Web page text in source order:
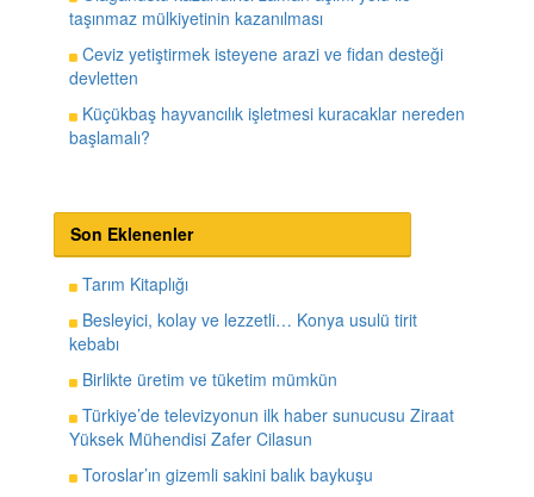
taşınmaz mülkiyetinin kazanılması
Ceviz yetiştirmek isteyene arazi ve fidan desteği
devletten
Küçükbaş hayvancılık işletmesi kuracaklar nereden
başlamalı?
Son Eklenenler
Tarım Kitaplığı
Besleyici, kolay ve lezzetli… Konya usulü tirit
kebabı
Birlikte üretim ve tüketim mümkün
Türkiye’de televizyonun ilk haber sunucusu Ziraat
Yüksek Mühendisi Zafer Cilasun
Toroslar’ın gizemli sakini balık baykuşu